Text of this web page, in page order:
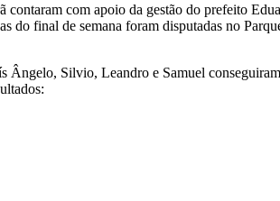
com apoio da gestão do prefeito
final de semana foram disputadas no
Silvio, Leandro e Samuel